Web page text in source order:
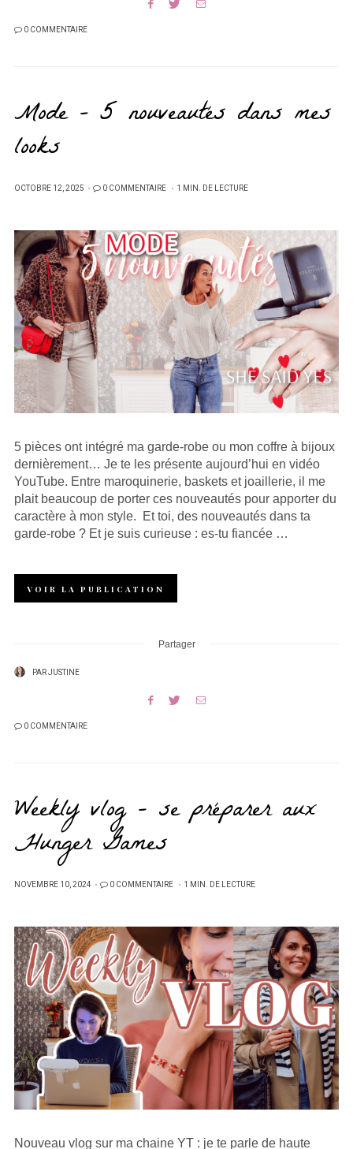
0 COMMENTAIRE
Mode – 5 nouveautés dans mes
looks
PUBLIÉ
OCTOBRE 12, 2025 0 COMMENTAIRE 1 MIN. DE LECTURE
5 pièces ont intégré ma garde-robe ou mon coffre à bijoux
dernièrement… Je te les présente aujourd’hui en vidéo
YouTube. Entre maroquinerie, baskets et joaillerie, il me
plait beaucoup de porter ces nouveautés pour apporter du
caractère à mon style. Et toi, des nouveautés dans ta
garde-robe ? Et je suis curieuse : es-tu fiancée …
VOIR LA PUBLICATION
Partager
PARJUSTINE
0 COMMENTAIRE
Weekly vlog – se préparer aux
Hunger Games
PUBLIÉ
NOVEMBRE 10, 2024 0 COMMENTAIRE 1 MIN. DE LECTURE
Nouveau vlog sur ma chaine YT : je te parle de haute